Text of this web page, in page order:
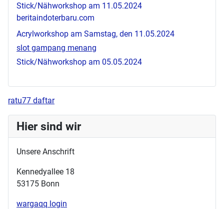
Stick/Nähworkshop am 11.05.2024
beritaindoterbaru.com
Acrylworkshop am Samstag, den 11.05.2024
slot gampang menang
Stick/Nähworkshop am 05.05.2024
ratu77 daftar
Hier sind wir
Unsere Anschrift
Kennedyallee 18
53175 Bonn
wargaqq login